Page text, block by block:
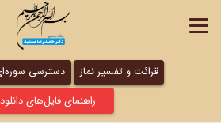
قرائت و تفسیر نماز دسترسی
راهنمای فایل‌های